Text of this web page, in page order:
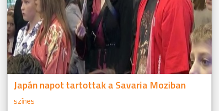
Japán napot tartottak a Savaria Moziban
színes